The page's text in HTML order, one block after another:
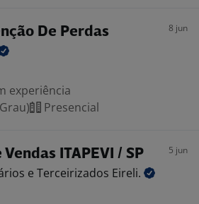
De Perdas 8 jun
experiência
Presencial
ITAPEVI / SP 5 jun
e Terceirizados Eireli.